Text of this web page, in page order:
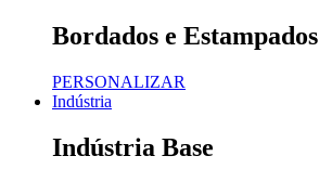
Bordados e Estampados
PERSONALIZAR
Indústria
Indústria Base